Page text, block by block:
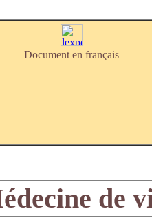
Document en français
de